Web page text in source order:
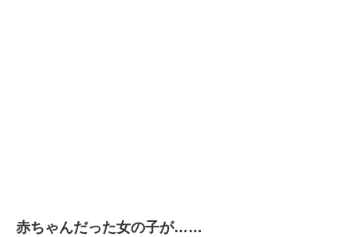
赤ちゃんだった女の子が……